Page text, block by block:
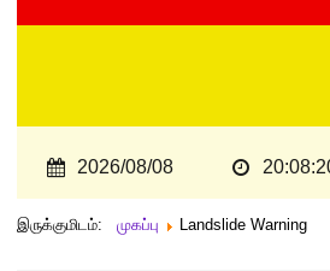
2026/08/08
இருக்குமிடம்: முகப்பு Landslide Warning